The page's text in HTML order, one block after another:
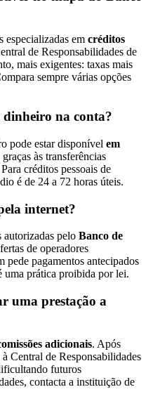
especializadas em créditos
de Responsabilidades de
mais exigentes: taxas mais
sempre várias opções
na conta?
pode estar disponível em
às transferências
créditos pessoais de
é de 24 a 72 horas úteis.
internet?
autorizadas pelo Banco de
de operadores
pede pagamentos antecipados
uma prática proibida por lei.
uma prestação a
adicionais. Após
Central de Responsabilidades
futuros
contacta a instituição de